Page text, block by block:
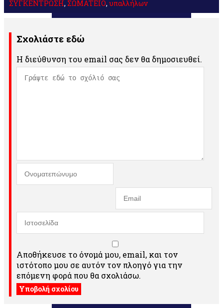
ΣΥΓΚΕΝΤΡΩΣΗ, ΣΩΜΑΤΕΙΟ, υπαλλήλων
Σχολιάστε εδώ
Η διεύθυνση του email σας δεν θα δημοσιευθεί.
Αποθήκευσε το όνομά μου, email, και τον
ιστότοπο μου σε αυτόν τον πλοηγό για την
επόμενη φορά που θα σχολιάσω.